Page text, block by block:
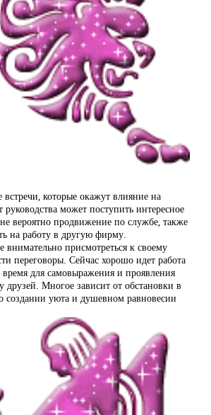
которые окажут влияние на
руководства может поступить интересное
вероятно продвижение по службе, также
на работу в другую фирму.
внимательно присмотреться к своему
переговоры. Сейчас хорошо идет работа
время для самовыражения и проявления
друзей. Многое зависит от обстановки в
создании уюта и душевном равновесии